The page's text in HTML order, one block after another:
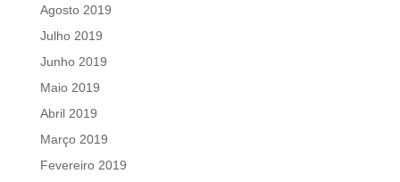
Agosto 2019
Julho 2019
Junho 2019
Maio 2019
Abril 2019
Março 2019
Fevereiro 2019